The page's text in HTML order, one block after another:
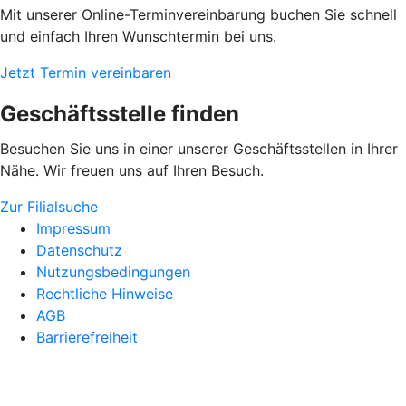
Mit unserer Online-Terminvereinbarung buchen Sie schnell
und einfach Ihren Wunschtermin bei uns.
Jetzt Termin vereinbaren
Geschäftsstelle finden
Besuchen Sie uns in einer unserer Geschäftsstellen in Ihrer
Nähe. Wir freuen uns auf Ihren Besuch.
Zur Filialsuche
Impressum
Datenschutz
Nutzungsbedingungen
Rechtliche Hinweise
AGB
Barrierefreiheit